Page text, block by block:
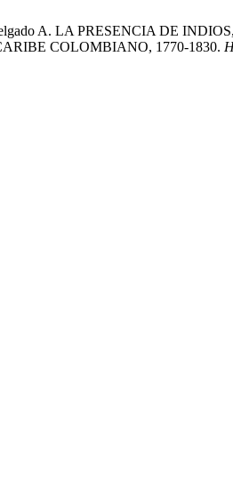
A. LA PRESENCIA DE
COLOMBIANO, 1770-1830.